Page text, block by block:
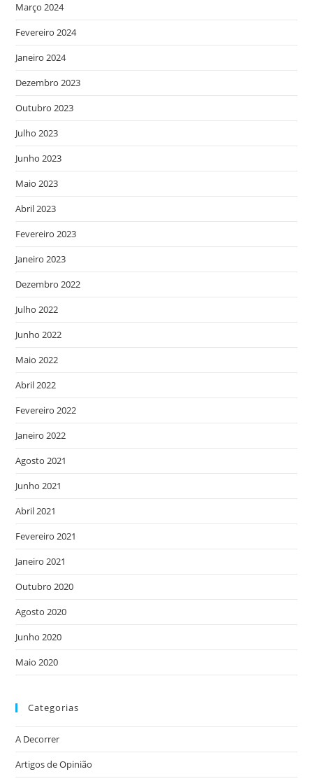
Março 2024
Fevereiro 2024
Janeiro 2024
Dezembro 2023
Outubro 2023
Julho 2023
Junho 2023
Maio 2023
Abril 2023
Fevereiro 2023
Janeiro 2023
Dezembro 2022
Julho 2022
Junho 2022
Maio 2022
Abril 2022
Fevereiro 2022
Janeiro 2022
Agosto 2021
Junho 2021
Abril 2021
Fevereiro 2021
Janeiro 2021
Outubro 2020
Agosto 2020
Junho 2020
Maio 2020
Categorias
A Decorrer
Artigos de Opinião